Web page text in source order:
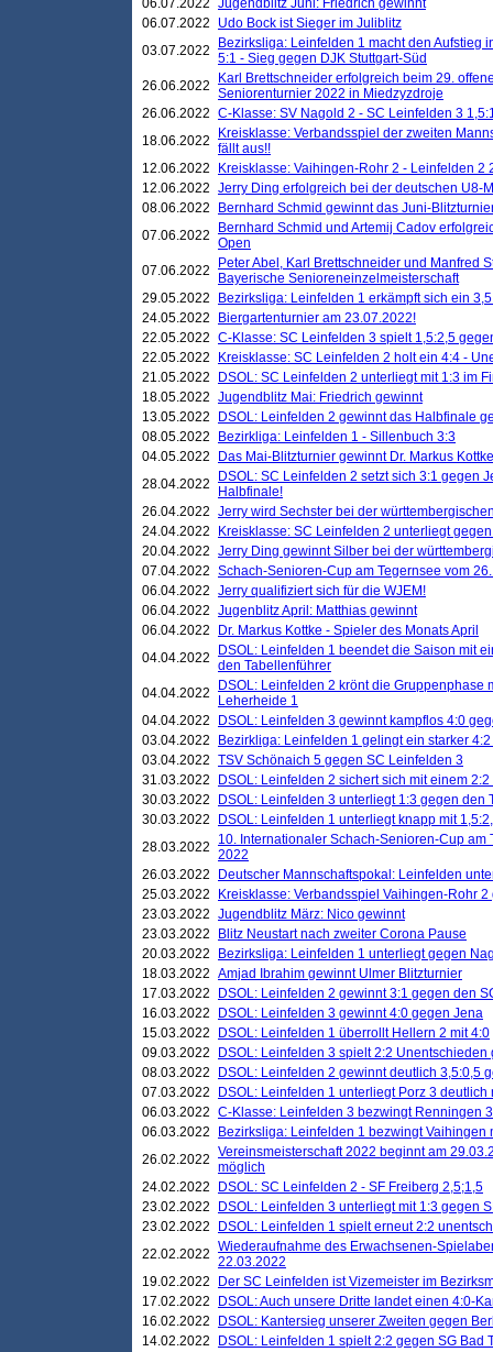
06.07.2022 Jugendblitz Juni: Friedrich gewinnt
06.07.2022
Udo Bock ist Sieger im Juliblitz
03.07.2022
Bezirksliga: Leinfelden 1 macht den Aufstieg
5:1 - Sieg gegen DJK Stuttgart-Süd
26.06.2022
Karl Brettschneider erfolgreich beim 29.
Seniorenturnier 2022 in Miedzyzdroje
26.06.2022 C-Klasse: SV Nagold 2 - SC Leinfelden 3
18.06.2022
Kreisklasse: Verbandsspiel der zweiten
fällt aus!!
12.06.2022
Kreisklasse: Vaihingen-Rohr 2 - Leinfelden 2
12.06.2022 Jerry Ding erfolgreich bei der deutschen U8-
08.06.2022
Bernhard Schmid gewinnt das Juni-
07.06.2022
Bernhard Schmid und Artemij Cadov
Open
07.06.2022
Peter Abel, Karl Brettschneider und Manfred
Bayerische Senioreneinzelmeisterschaft
29.05.2022
Bezirksliga: Leinfelden 1 erkämpft sich ein
24.05.2022
Biergartenturnier am 23.07.2022!
22.05.2022 C-Klasse: SC Leinfelden 3 spielt 1,5:2,5
22.05.2022
Kreisklasse: SC Leinfelden 2 holt ein 4:4 -
21.05.2022
DSOL: SC Leinfelden 2 unterliegt mit 1:3 im
18.05.2022 Jugendblitz Mai: Friedrich gewinnt
13.05.2022
DSOL: Leinfelden 2 gewinnt das Halbfinale
08.05.2022
Bezirkliga: Leinfelden 1 - Sillenbuch 3:3
04.05.2022
Das Mai-Blitzturnier gewinnt Dr. Markus
28.04.2022
DSOL: SC Leinfelden 2 setzt sich 3:1 gegen
Halbfinale!
26.04.2022 Jerry wird Sechster bei der
24.04.2022
Kreisklasse: SC Leinfelden 2 unterliegt
20.04.2022 Jerry Ding gewinnt Silber bei der
07.04.2022 Schach-Senioren-Cup am Tegernsee vom
06.04.2022 Jerry qualifiziert sich für die WJEM!
06.04.2022 Jugenblitz April: Matthias gewinnt
06.04.2022
Dr. Markus Kottke - Spieler des Monats April
04.04.2022
DSOL: Leinfelden 1 beendet die Saison mit
den Tabellenführer
04.04.2022
DSOL: Leinfelden 2 krönt die Gruppenphase
Leherheide 1
04.04.2022
DSOL: Leinfelden 3 gewinnt kampflos 4:0
03.04.2022
Bezirkliga: Leinfelden 1 gelingt ein starker
03.04.2022 TSV Schönaich 5 gegen SC Leinfelden 3
31.03.2022
DSOL: Leinfelden 2 sichert sich mit einem
30.03.2022
DSOL: Leinfelden 3 unterliegt 1:3 gegen den
30.03.2022
DSOL: Leinfelden 1 unterliegt knapp mit
28.03.2022
10. Internationaler Schach-Senioren-Cup am
2022
26.03.2022
Deutscher Mannschaftspokal: Leinfelden
25.03.2022
Kreisklasse: Verbandsspiel Vaihingen-Rohr
23.03.2022 Jugendblitz März: Nico gewinnt
23.03.2022
Blitz Neustart nach zweiter Corona Pause
20.03.2022
Bezirksliga: Leinfelden 1 unterliegt gegen
18.03.2022 Amjad Ibrahim gewinnt Ulmer Blitzturnier
17.03.2022
DSOL: Leinfelden 2 gewinnt 3:1 gegen den
16.03.2022
DSOL: Leinfelden 3 gewinnt 4:0 gegen Jena
15.03.2022
DSOL: Leinfelden 1 überrollt Hellern 2 mit 4:0
09.03.2022
DSOL: Leinfelden 3 spielt 2:2 Unentschieden
08.03.2022
DSOL: Leinfelden 2 gewinnt deutlich 3,5:0,5
07.03.2022
DSOL: Leinfelden 1 unterliegt Porz 3 deutlich
06.03.2022 C-Klasse: Leinfelden 3 bezwingt Renningen
06.03.2022
Bezirksliga: Leinfelden 1 bezwingt Vaihingen
26.02.2022 Vereinsmeisterschaft 2022 beginnt am
möglich
24.02.2022
DSOL: SC Leinfelden 2 - SF Freiberg 2,5;1,5
23.02.2022
DSOL: Leinfelden 3 unterliegt mit 1:3 gegen
23.02.2022
DSOL: Leinfelden 1 spielt erneut 2:2
22.02.2022 Wiederaufnahme des Erwachsenen-
22.03.2022
19.02.2022
Der SC Leinfelden ist Vizemeister im
17.02.2022
DSOL: Auch unsere Dritte landet einen 4:0-
16.02.2022
DSOL: Kantersieg unserer Zweiten gegen
14.02.2022
DSOL: Leinfelden 1 spielt 2:2 gegen SG Bad